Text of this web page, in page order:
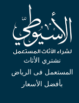
نشتري الأثاث
المستعمل فى الرياض
بأفضل الأسعار